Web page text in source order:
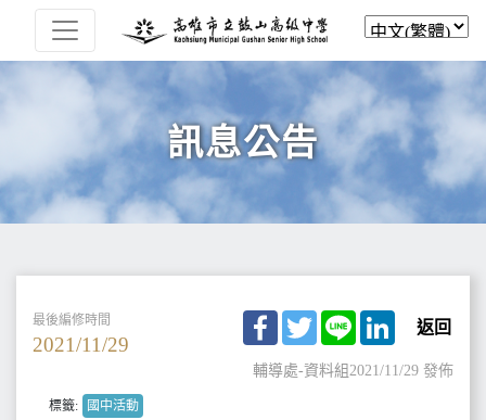
訊息公告
最後編修時間
2021/11/29
Facebook
TwitterLine LinkedIn
返回
輔導處-資料組2021/11/29 發佈
標籤: 國中活動